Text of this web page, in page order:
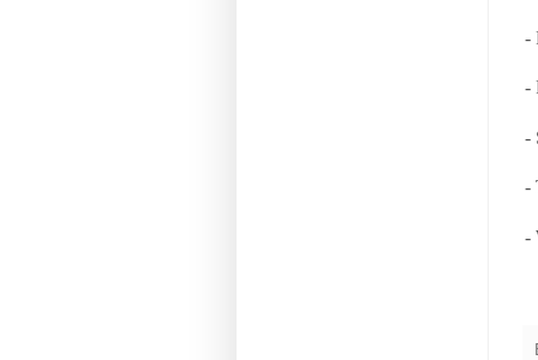
-
-
-
-
-